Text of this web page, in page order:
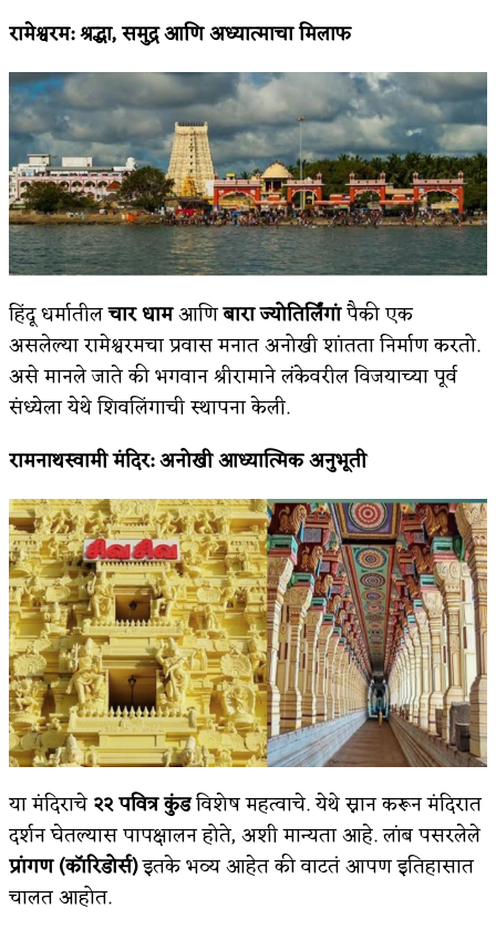
रामेश्वरम:श्रद्धा,समुद्र आणि अध्यात्माचा मिलाफ
हिंदू धर्मातीलचार धामआणिबारा ज्योतिर्लिंगांपैकी एक
असलेल्या रामेश्वरमचा प्रवास मनात अनोखी शांतता निर्माण करतो.
असे मानले जाते की भगवान श्रीरामाने लंकेवरील विजयाच्या पूर्व
संध्येला येथे शिवलिंगाची स्थापना केली.
रामनाथस्वामी मंदिर:अनोखी आध्यात्मिक अनुभूती
या मंदिराचे२२ पवित्र कुंडविशेष महत्वाचे. येथे स्नान करून मंदिरात
दर्शन घेतल्यास पापक्षालन होते, अशी मान्यता आहे. लांब पसरलेले
प्रांगण (कॉरिडोर्स)इतके भव्य आहेत की वाटतं आपण इतिहासात
चालत आहोत.